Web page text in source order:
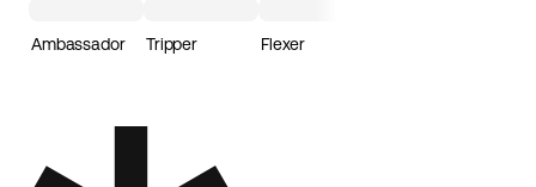
Ambassador Tripper Flexer